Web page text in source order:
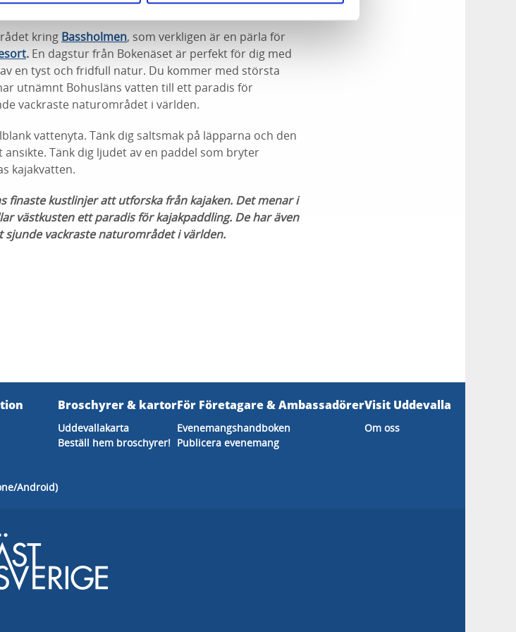
kring Bassholmen, som verkligen är en pärla för
. En dagstur från Bokenäset är perfekt för dig med
en tyst och fridfull natur. Du kommer med största
utnämnt Bohusläns vatten till ett paradis för
vackraste naturområdet i världen.
vattenyta. Tänk dig saltsmak på läpparna och den
Tänk dig ljudet av en paddel som bryter
kajakvatten.
finaste kustlinjer att utforska fr­ån kajaken. Det menar i
västkusten ett paradis för kajakpaddling. De har även
vackraste naturområdet i världen.
Android)
Broschyrer & kartor
Uddevallakarta
Beställ hem broschyrer!
För Företagare & Ambassadörer
Evenemangshandboken
Publicera evenemang
Visit Uddevalla
Om oss